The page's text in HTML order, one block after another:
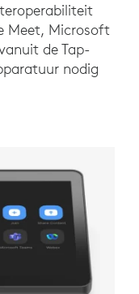
Meet, Microsoft
de Tap-
nodig